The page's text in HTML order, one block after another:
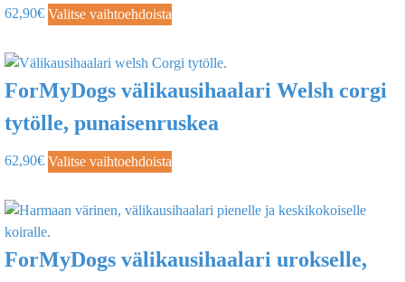
62,90€ Valitse vaihtoehdoista
ForMyDogs välikausihaalari Welsh corgi
tytölle, punaisenruskea
62,90€ Valitse vaihtoehdoista
ForMyDogs välikausihaalari urokselle,